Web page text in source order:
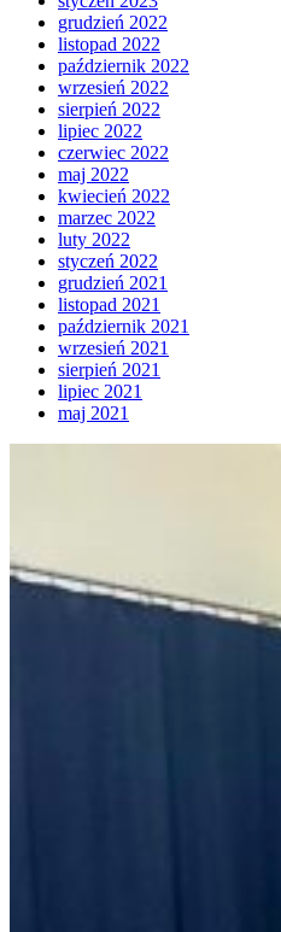
grudzień 2022
listopad 2022
październik 2022
wrzesień 2022
sierpień 2022
lipiec 2022
czerwiec 2022
maj 2022
kwiecień 2022
marzec 2022
luty 2022
styczeń 2022
grudzień 2021
listopad 2021
październik 2021
wrzesień 2021
sierpień 2021
lipiec 2021
maj 2021